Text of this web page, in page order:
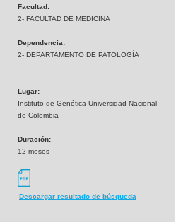
Facultad:
2- FACULTAD DE MEDICINA
Dependencia:
2- DEPARTAMENTO DE PATOLOGÍA
Lugar:
Instituto de Genética Universidad Nacional
de Colombia
Duración:
12 meses
Descargar resultado de búsqueda